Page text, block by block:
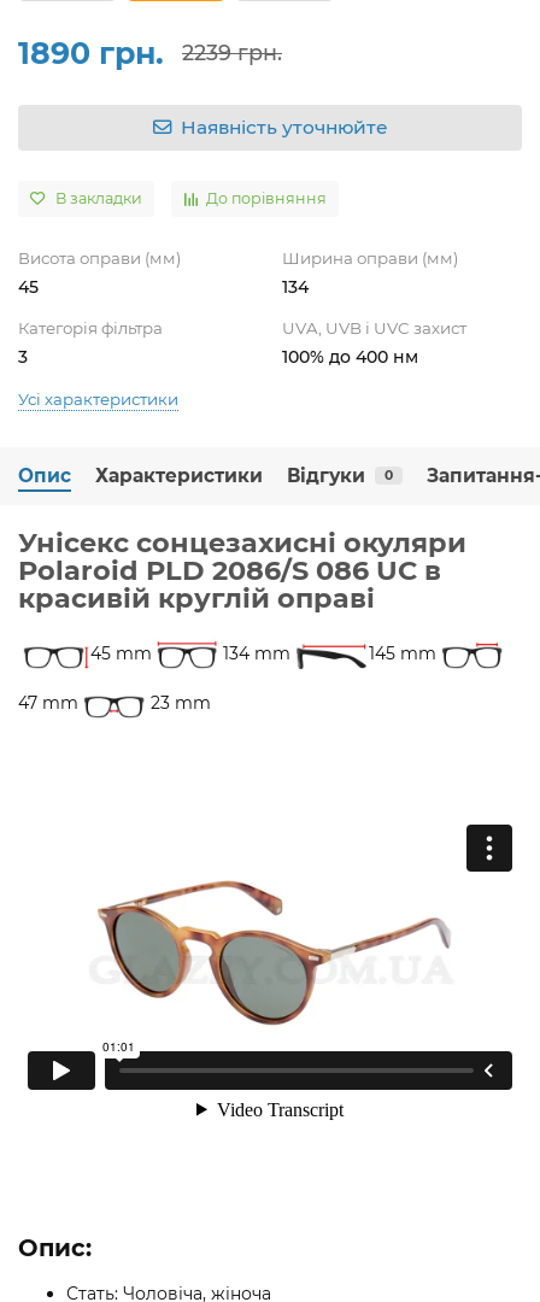
1890 грн. 2239 грн.
Наявність уточнюйте
В закладки До порівняння
Висота оправи (мм)
45
Ширина оправи (мм)
134
Категорія фільтра
3
UVA, UVB і UVC захист
100% до 400 нм
Усі характеристики
Опис Характеристики Відгуки 0
Унісекс сонцезахисні окуляри
Polaroid PLD 2086/S 086 UC в
красивій круглій оправі
45 mm 134 mm 145 mm
47 mm 23 mm
Опис:
Стать: Чоловіча, жіноча